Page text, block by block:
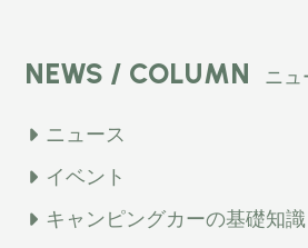
NEWS / COLUMN ニュ
ニュース
イベント
キャンピングカーの基礎知識